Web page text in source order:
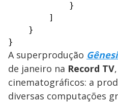
            }
        ]
    }
}
A superprodução
de janeiro na Record TV
cinematográficos: a
diversas computações